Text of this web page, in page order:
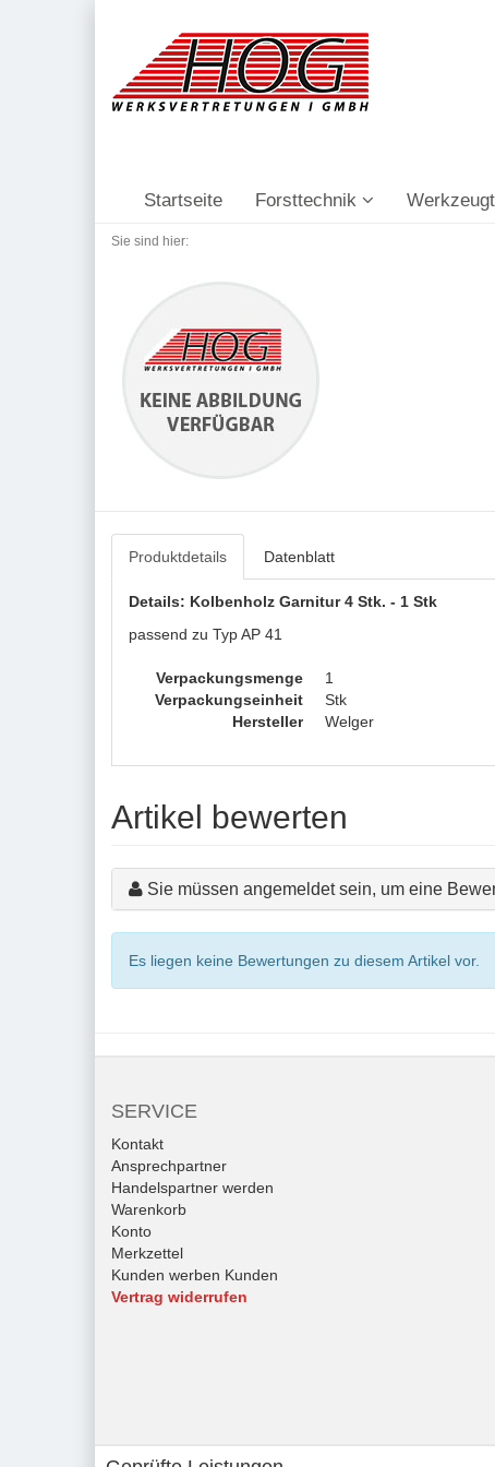
Startseite Forsttechnik
Sie sind hier:
Produktdetails Datenblatt
Details: Kolbenholz Garnitur 4 Stk. - 1 Stk
passend zu Typ AP 41
Verpackungsmenge
1
Verpackungseinheit
Stk
Hersteller
Welger
Artikel bewerten
Sie müssen angemeldet sein, um eine
Es liegen keine Bewertungen zu diesem Artikel vor.
SERVICE
Kontakt
Ansprechpartner
Handelspartner werden
Warenkorb
Konto
Merkzettel
Kunden werben Kunden
Vertrag widerrufen